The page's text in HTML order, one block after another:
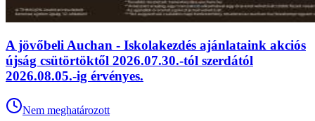
A jövőbeli Auchan - Iskolakezdés ajánlataink akciós
újság csütörtöktől 2026.07.30.-tól szerdától
2026.08.05.-ig érvényes.
Nem meghatározott